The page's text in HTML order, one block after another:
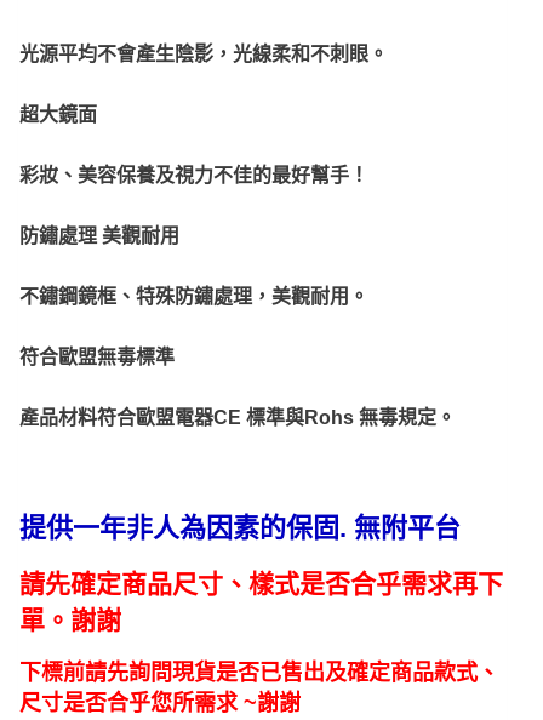
光源平均不會產生陰影，光線柔和不刺眼。
超大鏡面
彩妝、美容保養及視力不佳的最好幫手！
防鏽處理 美觀耐用
不鏽鋼鏡框、特殊防鏽處理，美觀耐用。
符合歐盟無毒標準
產品材料符合歐盟電器CE 標準與Rohs 無毒規定 。
提供一年非人為因素的保固. 無附平台
請先確定商品尺寸、樣式是否合乎需求再下
單。謝謝
下標前請先詢問現貨是否已售出及確定商品款式、
尺寸是否合乎您所需求 ~謝謝